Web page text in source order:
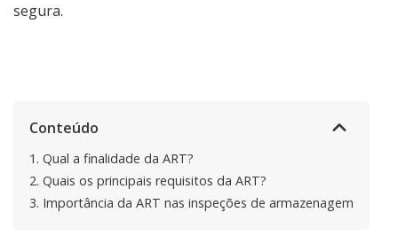
segura.
Conteúdo
1. Qual a finalidade da ART?
2. Quais os principais requisitos da ART?
3. Importância da ART nas inspeções de armazenagem